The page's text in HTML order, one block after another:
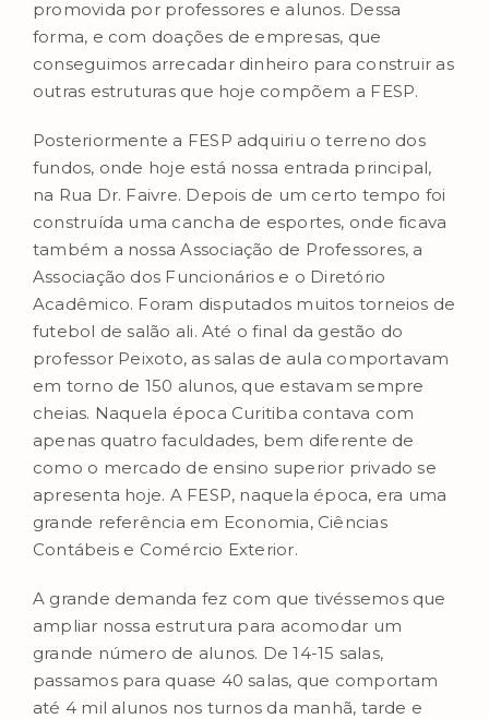
promovida por professores e alunos. Dessa
forma, e com doações de empresas, que
conseguimos arrecadar dinheiro para construir as
outras estruturas que hoje compõem a FESP.
Posteriormente a FESP adquiriu o terreno dos
fundos, onde hoje está nossa entrada principal,
na Rua Dr. Faivre. Depois de um certo tempo foi
construída uma cancha de esportes, onde ficava
também a nossa Associação de Professores, a
Associação dos Funcionários e o Diretório
Acadêmico. Foram disputados muitos torneios de
futebol de salão ali. Até o final da gestão do
professor Peixoto, as salas de aula comportavam
em torno de 150 alunos, que estavam sempre
cheias. Naquela época Curitiba contava com
apenas quatro faculdades, bem diferente de
como o mercado de ensino superior privado se
apresenta hoje. A FESP, naquela época, era uma
grande referência em Economia, Ciências
Contábeis e Comércio Exterior.
A grande demanda fez com que tivéssemos que
ampliar nossa estrutura para acomodar um
grande número de alunos. De 14-15 salas,
passamos para quase 40 salas, que comportam
até 4 mil alunos nos turnos da manhã, tarde e